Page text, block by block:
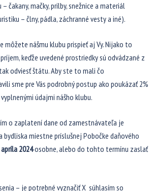
čakany, mačky, prilby, snežnice a materiál
– člny, pádla, záchranné vesty a iné).
môžete nášmu klubu prispieť aj Vy. Nijako to
keďže uvedené prostriedky sú odvádzané z
odviesť štátu. Aby ste to mali čo
sme pre Vás podrobný postup ako poukázať 2%
údajmi nášho klubu.
o zaplatení dane od zamestnávateľa je
miestne príslušnej Pobočke daňového
2024osobne, alebo do tohto termínu zaslať
– je potrebné vyznačiť X súhlasím so